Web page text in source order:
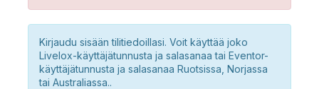
Kirjaudu sisään tilitiedoillasi. Voit käyttää joko
Livelox-käyttäjätunnusta ja salasanaa tai Eventor-
käyttäjätunnusta ja salasanaa Ruotsissa, Norjassa
tai Australiassa..